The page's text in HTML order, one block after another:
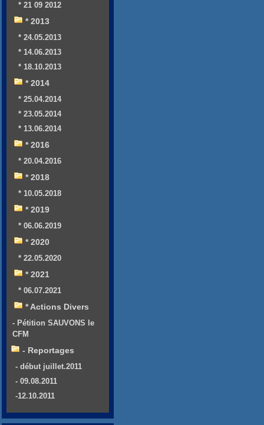
* 21 09 2012
* 2013
* 24.05.2013
* 14.06.2013
* 18.10.2013
* 2014
* 25.04.2014
* 23.05.2014
* 13.06.2014
* 2016
* 20.04.2016
* 2018
* 10.05.2018
* 2019
* 06.06.2019
* 2020
* 22.05.2020
* 2021
* 06.07.2021
* Actions Divers
- Pétition SAUVONS le
CFM
- Reportages
- début juillet.2011
- 09.08.2011
-12.10.2011